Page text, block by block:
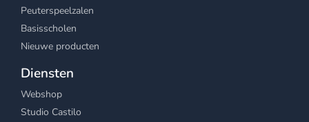
Peuterspeelzalen
Basisscholen
Nieuwe producten
Diensten
Webshop
Studio Castilo